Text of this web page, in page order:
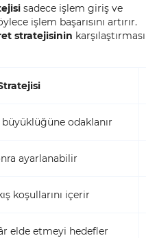
sadece işlem giriş ve
işlem başarısını artırır.
stratejisinin karşılaştırması
odaklanır
ayarlanabilir
koşullarını içerir
elde etmeyi hedefler